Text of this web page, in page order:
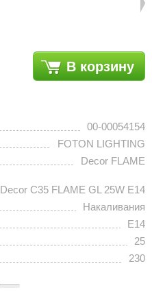
В корзину
00-00054154
FOTON LIGHTING
Decor FLAME
Decor C35 FLAME GL 25W E14
Накаливания
E14
25
230